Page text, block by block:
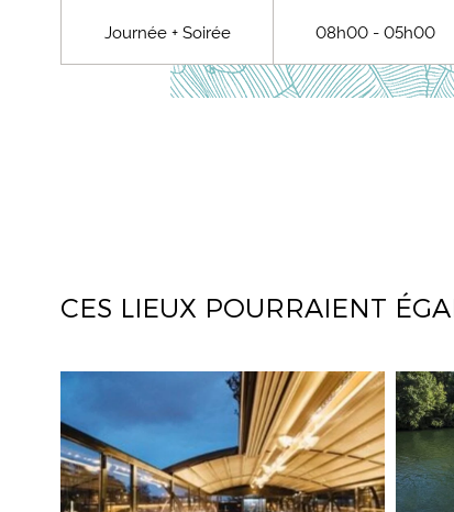
Journée + Soirée 08h00 - 05h00
CES LIEUX POURRAIENT